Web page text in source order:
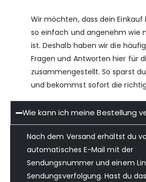
Wir möchten, dass dein Einkauf
so einfach und angenehm wie
ist. Deshalb haben wir die
Fragen und Antworten hier für
zusammengestellt. So sparst
und bekommst sofort die
Wie kann ich meine Bestellung
Nach dem Versand erhältst du
automatisches E-Mail mit der
Sendungsnummer und einem
Sendungsverfolgung. Hast du